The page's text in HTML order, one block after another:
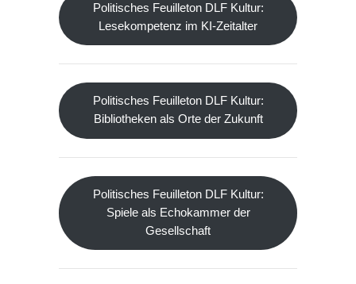
Politisches Feuilleton DLF Kultur:
Lesekompetenz im KI-Zeitalter
Politisches Feuilleton DLF Kultur:
Bibliotheken als Orte der Zukunft
Politisches Feuilleton DLF Kultur:
Spiele als Echokammer der
Gesellschaft